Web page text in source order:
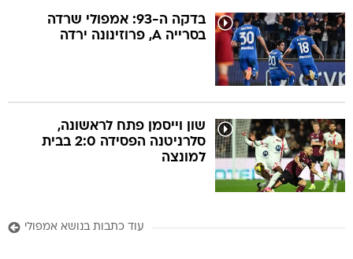
בדקה ה-93: אמפולי שרדה
בסרייה A, פרוזינונה ירדה
שון וייסמן פתח לראשונה,
סלרניטנה הפסידה 2:0 בבית
למונצה
עוד כתבות בנושא אמפולי